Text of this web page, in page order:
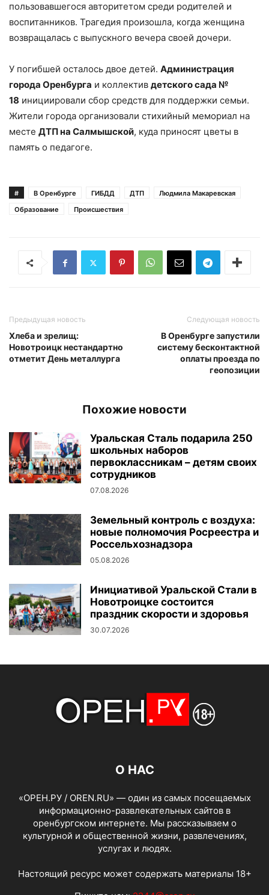
пользовавшегося авторитетом среди родителей и
воспитанников. Трагедия произошла, когда женщина
возвращалась с выпускного вечера своей дочери.
У погибшей осталось двое детей. Администрация
города Оренбурга и коллектив детского сада №
18 инициировали сбор средств для поддержки семьи.
Жители города организовали стихийный мемориал на
месте ДТП на Салмышской, куда приносят цветы в
память о педагоге.
# В Оренбурге ГИБДД ДТП
Людмила Макаревская
Образование
Происшествия
Предыдущая новость
Хлеба и зрелищ:
Новотроицк нестандартно
отметит День металлурга
Следующая новость
В Оренбурге запустили
систему бесконтактной
оплаты проезда по
геопозиции
Похожие новости
Уральская Сталь подарила 250
школьных наборов
первоклассникам – детям своих
сотрудников
07.08.2026
Земельный контроль с воздуха:
новые полномочия Росреестра и
Россельхознадзора
05.08.2026
Инициативой Уральской Стали в
Новотроицке состоится
праздник скорости и здоровья
30.07.2026
О НАС
«ОРЕН.РУ / OREN.RU» — один из самых посещаемых
информационно-развлекательных сайтов в
оренбургском интернете. Мы рассказываем о
культурной и общественной жизни, развлечениях,
услугах и людях.
Настоящий ресурс может содержать материалы 18+